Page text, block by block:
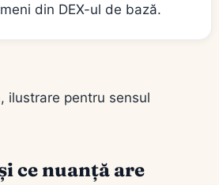
din DEX-ul de bază.
ce nuanță are